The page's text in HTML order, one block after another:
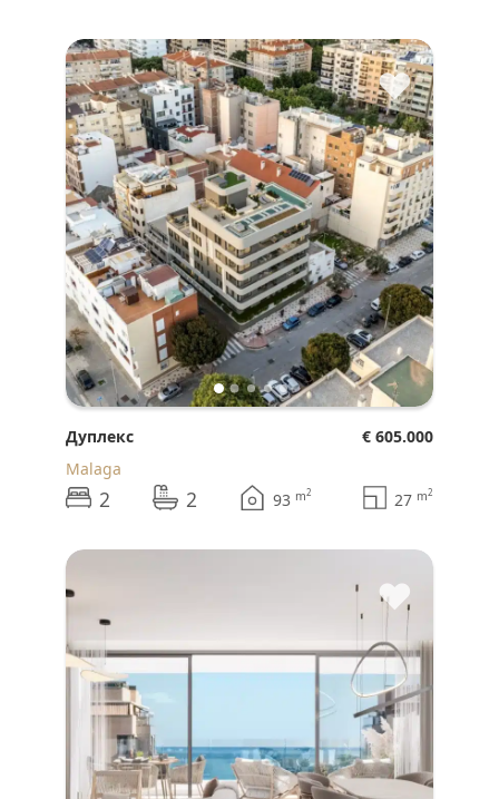
♥
Дуплекс
€ 605.000
Malaga
2 2 93 m2 27 m2
♥